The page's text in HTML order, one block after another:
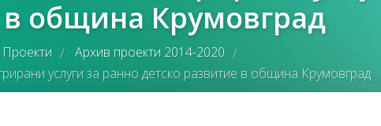
община Крумовград
Проекти / Архив проекти 2014-2020 /
услуги за ранно детско развитие в община Крумовград